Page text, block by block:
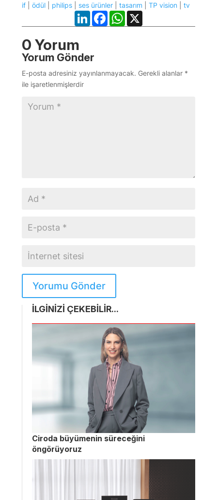
if| ödül| philips| ses ürünler| tasarım TP vision| tv
LinkedInFacebookWhatsApp
X
0 Yorum
Yorum Gönder
E-posta adresiniz yayınlanmayacak. Gerekli alanlar *
ile işaretlenmişlerdir
Yorumu Gönder
İLGİNİZİ ÇEKEBİLİR...
Ciroda büyümenin süreceğini
öngörüyoruz